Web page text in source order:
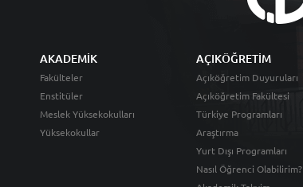
AKADEMİK
Fakülteler
Enstitüler
Meslek Yüksekokulları
Yüksekokullar
AÇIKÖĞRETİM
Açıköğretim Duyuruları
Açıköğretim Fakültesi
Türkiye Programları
Araştırma
Yurt Dışı Programları
Nasıl Öğrenci Olabilirim?